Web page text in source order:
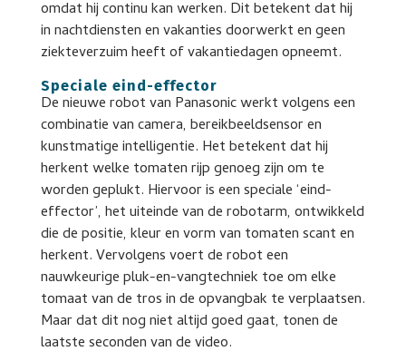
omdat hij continu kan werken. Dit betekent dat hij
in nachtdiensten en vakanties doorwerkt en geen
ziekteverzuim heeft of vakantiedagen opneemt.
Speciale eind-effector
De nieuwe robot van Panasonic werkt volgens een
combinatie van camera, bereikbeeldsensor en
kunstmatige intelligentie. Het betekent dat hij
herkent welke tomaten rijp genoeg zijn om te
worden geplukt. Hiervoor is een speciale ‘eind-
effector’, het uiteinde van de robotarm, ontwikkeld
die de positie, kleur en vorm van tomaten scant en
herkent. Vervolgens voert de robot een
nauwkeurige pluk-en-vangtechniek toe om elke
tomaat van de tros in de opvangbak te verplaatsen.
Maar dat dit nog niet altijd goed gaat, tonen de
laatste seconden van de video.